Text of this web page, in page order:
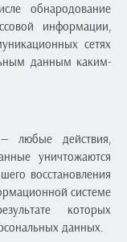
обнародование
информации,
сетях
данным каким-
действия,
уничтожаются
восстановления
системе
которых
данных.